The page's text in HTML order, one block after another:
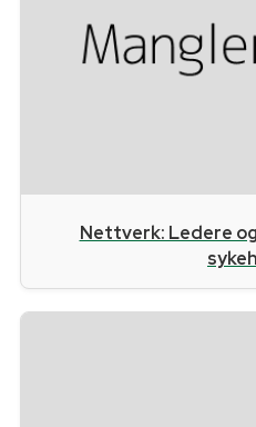
Nettverk: Ledere